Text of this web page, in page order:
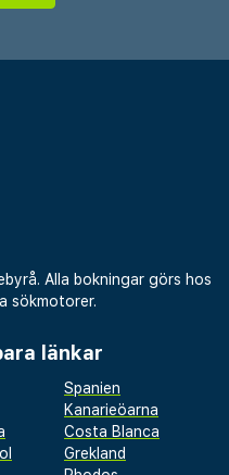
Alla bokningar görs hos
sökmotorer.
länkar
Spanien
Kanarieöarna
Costa Blanca
Grekland